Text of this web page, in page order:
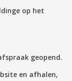
op het
geopend.
en afhalen,